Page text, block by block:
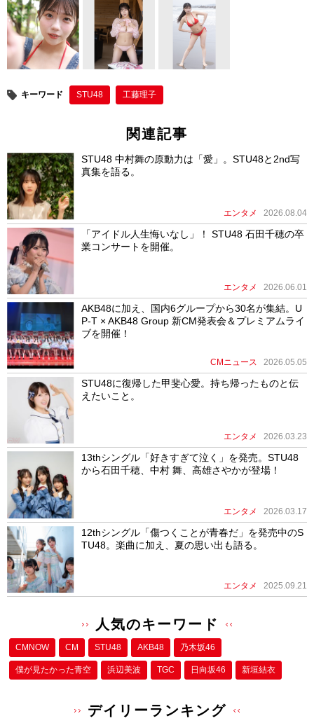
er e
b
o
o
k
e
st
キーワード STU48 工藤理子
関連記事
STU48 中村舞の原動力は「愛」。STU48と2nd写
真集を語る。
エンタメ 2026.08.04
「アイドル人生悔いなし」！ STU48 石田千穂の卒
業コンサートを開催。
エンタメ 2026.06.01
AKB48に加え、国内6グループから30名が集結。U
P-T × AKB48 Group 新CM発表会＆プレミアムライ
ブを開催！
CMニュース 2026.05.05
STU48に復帰した甲斐心愛。持ち帰ったものと伝
えたいこと。
エンタメ 2026.03.23
13thシングル「好きすぎて泣く」を発売。STU48
から石田千穂、中村 舞、高雄さやかが登場！
エンタメ 2026.03.17
12thシングル「傷つくことが青春だ」を発売中のS
TU48。楽曲に加え、夏の思い出も語る。
エンタメ 2025.09.21
人気のキーワード
CMNOW CM STU48 AKB48 乃木坂46
僕が⾒たかった⻘空 浜辺美波 TGC 日向坂46 新垣結衣
デイリーランキング